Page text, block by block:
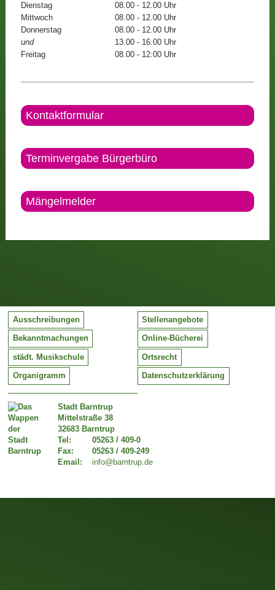
Dienstag
08.00 - 12.00 Uhr
Mittwoch
08.00 - 12.00 Uhr
Donnerstag
08.00 - 12.00 Uhr
und
13.00 - 16.00 Uhr
Freitag
08.00 - 12:00 Uhr
Kontaktformular
Terminvergabe Bürgerbüro
Mängelmelder
Stadt Barntrup
Mittelstraße 38
32683 Barntrup
Tel:
Fax:
Email:
05263 / 409-0
05263 / 409-249
info@barntrup.de
Ausschreibungen Stellenangebote
Bekanntmachungen Online-Bücherei
städt. Musikschule Ortsrecht
Organigramm Datenschutzerklärung